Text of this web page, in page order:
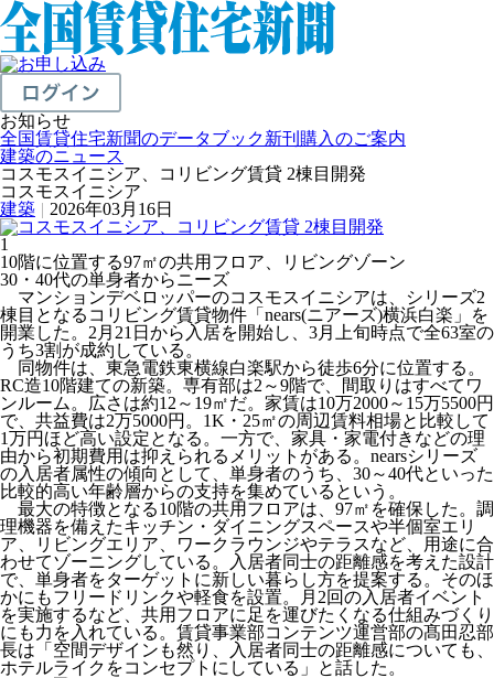
お知らせ
全国賃貸住宅新聞のデータブック新刊購入のご案内
建築のニュース
コスモスイニシア、コリビング賃貸 2棟目開発
コスモスイニシア
建築 | 2026年03月16日
1
10階に位置する97㎡の共用フロア、リビングゾーン
30・40代の単身者からニーズ
マンションデベロッパーのコスモスイニシアは、シリーズ2
棟目となるコリビング賃貸物件「nears(ニアーズ)横浜白楽」を
開業した。2月21日から入居を開始し、3月上旬時点で全63室の
うち3割が成約している。
同物件は、東急電鉄東横線白楽駅から徒歩6分に位置する。
RC造10階建ての新築。専有部は2～9階で、間取りはすべてワ
ンルーム。広さは約12～19㎡だ。家賃は10万2000～15万5500円
で、共益費は2万5000円。1K・25㎡の周辺賃料相場と比較して
1万円ほど高い設定となる。一方で、家具・家電付きなどの理
由から初期費用は抑えられるメリットがある。nearsシリーズ
の入居者属性の傾向として、単身者のうち、30～40代といった
比較的高い年齢層からの支持を集めているという。
最大の特徴となる10階の共用フロアは、97㎡を確保した。調
理機器を備えたキッチン・ダイニングスペースや半個室エリ
ア、リビングエリア、ワークラウンジやテラスなど、用途に合
わせてゾーニングしている。入居者同士の距離感を考えた設計
で、単身者をターゲットに新しい暮らし方を提案する。そのほ
かにもフリードリンクや軽食を設置。月2回の入居者イベント
を実施するなど、共用フロアに足を運びたくなる仕組みづくり
にも力を入れている。賃貸事業部コンテンツ運営部の髙田忍部
長は「空間デザインも然り、入居者同士の距離感についても、
ホテルライクをコンセプトにしている」と話した。